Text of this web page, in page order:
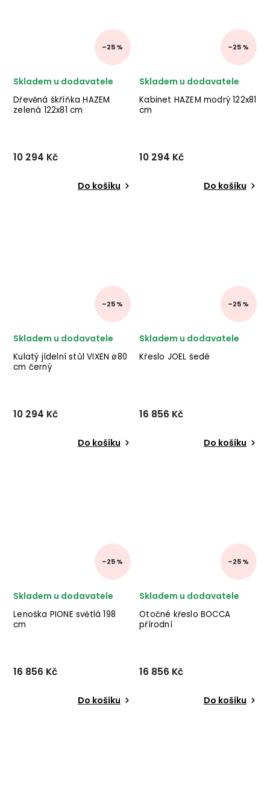
–25 %
Dřevěná škříňka HAZEM
zelená 122x81 cm
Skladem u dodavatele
10 294 Kč
Do košíku
–25 %
Kabinet HAZEM modrý 122x81
cm
Skladem u dodavatele
10 294 Kč
Do košíku
–25 %
Kulatý jídelní stůl VIXEN ø80
cm černý
Skladem u dodavatele
10 294 Kč
Do košíku
–25 %
Křeslo JOEL šedé
Skladem u dodavatele
16 856 Kč
Do košíku
–25 %
Lenoška PIONE světlá 198
cm
Skladem u dodavatele
16 856 Kč
Do košíku
–25 %
Otočné křeslo BOCCA
přírodní
Skladem u dodavatele
16 856 Kč
Do košíku